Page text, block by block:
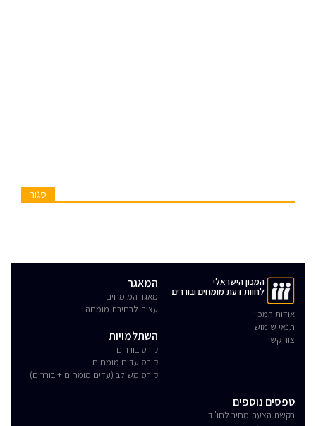
סגור
המכון הישראלי
לחוות דעת מומחים ובוררים
אודות המכון
תנאי שימוש
צור קשר
המאגר
מאגר המומחים
עצות לבחירת מומחה
השתלמויות
קורס בוררים
קורס עדים מומחים
קורס משולב (עדים מומחים + בוררים)
טפסים נוספים
בקשת הצעת מחיר לחו"ד